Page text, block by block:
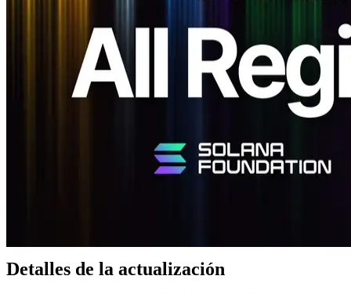
Antecedentes de la actualización Solana
Solana Mainnet Beta v3 implementa múltiples mejoras diseñadas
para lograr una mayor eficiencia y consistencia de la red.
En la próxima hoja de ruta se proyecta introducir el protocolo de
próxima generación “Alpenglow”, que tiene como objetivo reducir
ERPC ya ha optimizado las vías de comunicación y las estructuras
de tratamiento de datos en todas sus regiones mundiales para
Detalles de la actualización